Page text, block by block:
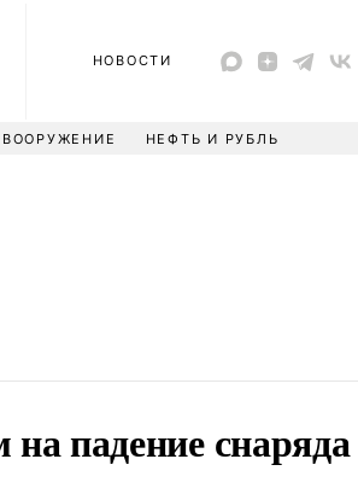
НОВОСТИ
НЕФТЬ И РУБЛЬ
падение снаряда